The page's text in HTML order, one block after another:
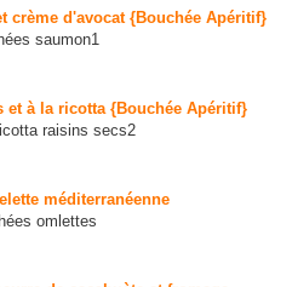
crème d'avocat {Bouchée Apéritif}
et à la ricotta {Bouchée Apéritif}
méditerranéenne